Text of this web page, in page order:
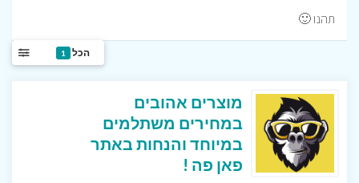
תהנו 🙂
הכל 1
מוצרים אהובים
במחירים משתלמים
במיוחד והנחות באתר
פאן פה !